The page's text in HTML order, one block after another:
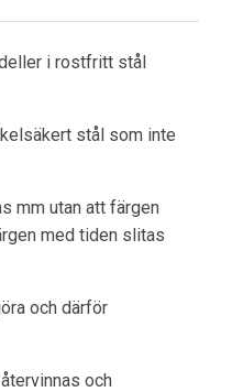
i rostfritt stål
stål som inte
mm utan att färgen
med tiden slitas
och därför
och